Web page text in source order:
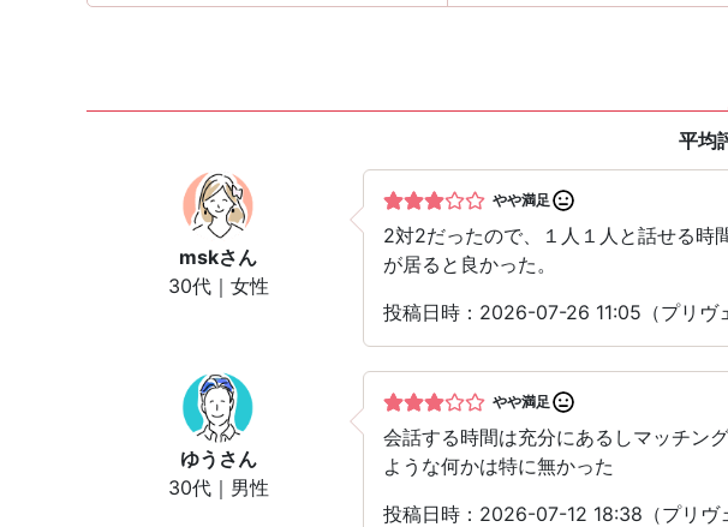
平均
mskさん
30代｜女性
やや満足
2対2だったので、１人１人と話せる時
が居ると良かった。
投稿日時：2026-07-26 11:05（プリヴ
ゆう さん
30代｜男性
やや満足
会話する時間は充分にあるしマッチン
ような何かは特に無かった
投稿日時：2026-07-12 18:38（プリヴ